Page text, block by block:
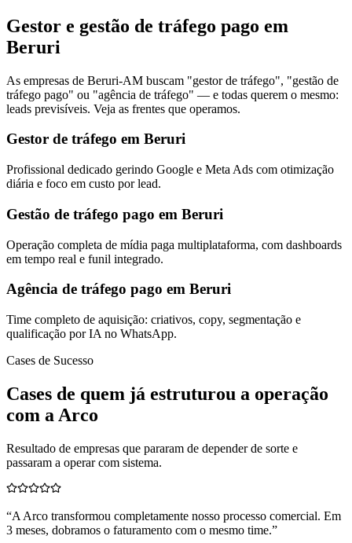
Gestor e gestão de tráfego pago em
Beruri
As empresas de Beruri-AM buscam "gestor de tráfego", "gestão de
tráfego pago" ou "agência de tráfego" — e todas querem o mesmo:
leads previsíveis. Veja as frentes que operamos.
Gestor de tráfego em Beruri
Profissional dedicado gerindo Google e Meta Ads com otimização
diária e foco em custo por lead.
Gestão de tráfego pago em Beruri
Operação completa de mídia paga multiplataforma, com dashboards
em tempo real e funil integrado.
Agência de tráfego pago em Beruri
Time completo de aquisição: criativos, copy, segmentação e
qualificação por IA no WhatsApp.
Cases de Sucesso
Cases de quem já estruturou a operação
com a Arco
Resultado de empresas que pararam de depender de sorte e
passaram a operar com sistema.
“A Arco transformou completamente nosso processo comercial. Em
3 meses, dobramos o faturamento com o mesmo time.”